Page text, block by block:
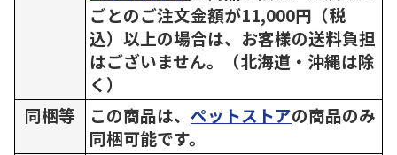
ごとのご注文金額が11,000円（税
込）以上の場合は、お客様の送料負担
はございません。（北海道・沖縄は除
く）
同梱等
この商品は、 ペットストアの商品のみ
同梱可能です。